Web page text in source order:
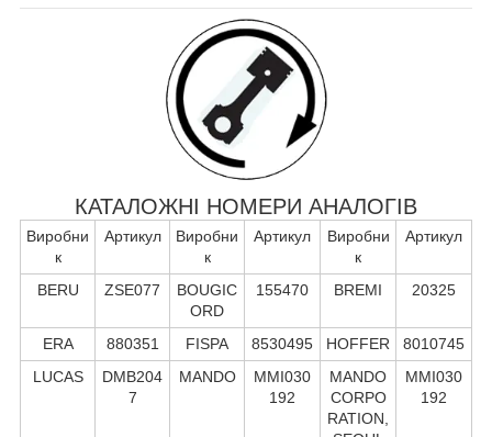
КАТАЛОЖНІ НОМЕРИ АНАЛОГІВ
Виробни
к
Артикул
Виробни
к
Артикул
Виробни
к
Артикул
BERU ZSE077
BOUGIC
ORD
155470 BREMI 20325
ERA 880351 FISPA 8530495 HOFFER
8010745
LUCAS
DMB204
7
MANDO
MMI030
192
MANDO
CORPO
RATION,
MMI030
192